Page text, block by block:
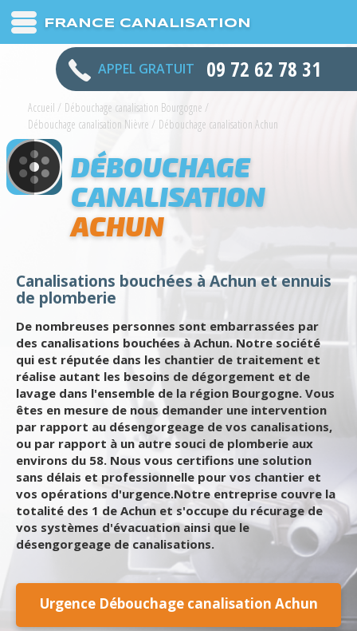
FRANCE CANALISATION
APPEL GRATUIT 09 72 62 78 31
Accueil / Débouchage canalisation Bourgogne /
Débouchage canalisation Nièvre / Débouchage canalisation Achun
DÉBOUCHAGE
CANALISATION
ACHUN
Canalisations bouchées à Achun et ennuis
de plomberie
De nombreuses personnes sont embarrassées par
des canalisations bouchées à Achun. Notre société
qui est réputée dans les chantier de traitement et
réalise autant les besoins de dégorgement et de
lavage dans l'ensemble de la région Bourgogne. Vous
êtes en mesure de nous demander une intervention
par rapport au désengorgeage de vos canalisations,
ou par rapport à un autre souci de plomberie aux
environs du 58. Nous vous certifions une solution
sans délais et professionnelle pour vos chantier et
vos opérations d'urgence.Notre entreprise couvre la
totalité des 1 de Achun et s'occupe du récurage de
vos systèmes d'évacuation ainsi que le
désengorgeage de canalisations.
Urgence Débouchage canalisation Achun